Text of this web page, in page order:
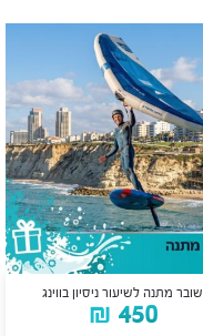
שובר מתנה לשיעור ניסיון בווינג
₪ 450